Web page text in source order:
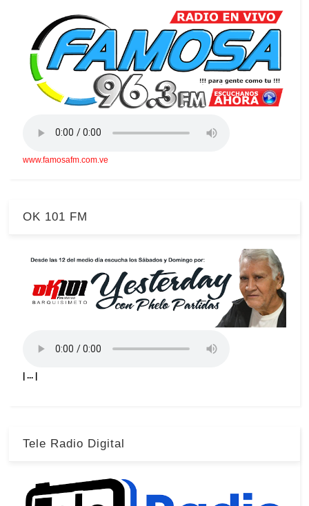
www.famosafm.com.ve
OK 101 FM
| ... |
Tele Radio Digital